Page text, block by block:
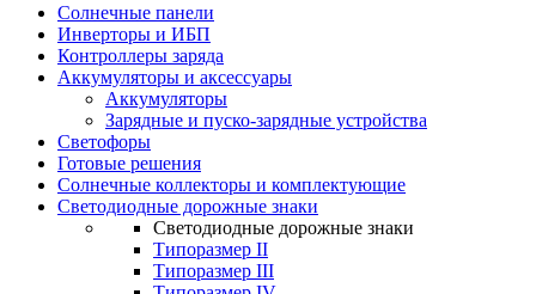
Солнечные панели
Инверторы и ИБП
Контроллеры заряда
Аккумуляторы и аксессуары
Аккумуляторы
Зарядные и пуско-зарядные устройства
Светофоры
Готовые решения
Солнечные коллекторы и комплектующие
Светодиодные дорожные знаки
Светодиодные дорожные знаки
Типоразмер II
Типоразмер III